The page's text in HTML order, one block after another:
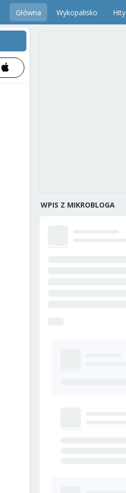
Główna Wykopalisko Hity
WPIS Z MIKROBLOGA